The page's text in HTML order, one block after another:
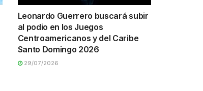
Leonardo Guerrero buscará subir
al podio en los Juegos
Centroamericanos y del Caribe
Santo Domingo 2026
29/07/2026